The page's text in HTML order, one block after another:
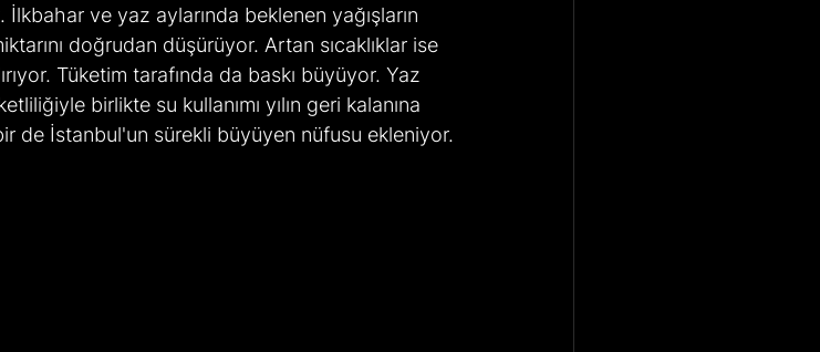
ve yaz aylarında beklenen yağışların
doğrudan düşürüyor. Artan sıcaklıklar ise
Tüketim tarafında da baskı büyüyor. Yaz
birlikte su kullanımı yılın geri kalanına
de İstanbul'un sürekli büyüyen nüfusu ekleniyor.